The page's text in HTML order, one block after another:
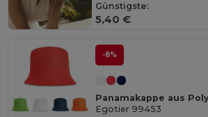
Günstigste:
5,40 €
-8%
Panamakappe aus
Egotier 99453